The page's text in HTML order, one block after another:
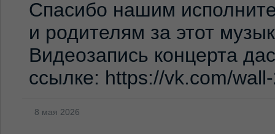
Спасибо нашим
и родителям за этот
Видеозапись концерта
ссылке: https://vk.com/
8 мая 2026